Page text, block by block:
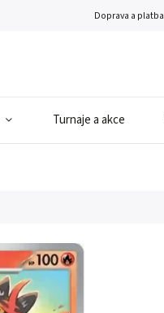
Doprava a platba
Turnaje a akce